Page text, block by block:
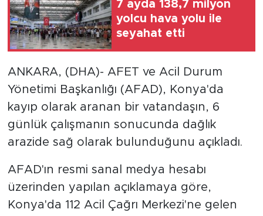
7 ayda 138,7 milyon
yolcu hava yolu ile
seyahat etti
ANKARA, (DHA)- AFET ve Acil Durum
Yönetimi Başkanlığı (AFAD), Konya'da
kayıp olarak aranan bir vatandaşın, 6
günlük çalışmanın sonucunda dağlık
arazide sağ olarak bulunduğunu açıkladı.
AFAD'ın resmi sanal medya hesabı
üzerinden yapılan açıklamaya göre,
Konya'da 112 Acil Çağrı Merkezi'ne gelen